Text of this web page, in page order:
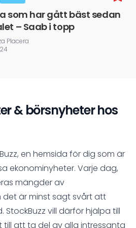
som har gått bäst sedan
– Saab i topp
Placera
& börsnyheter hos
en hemsida för dig som är
ekonominyheter. Varje dag,
mängder av
är minst sagt svårt att
vill därför hjälpa till
att ta del av alla intressanta